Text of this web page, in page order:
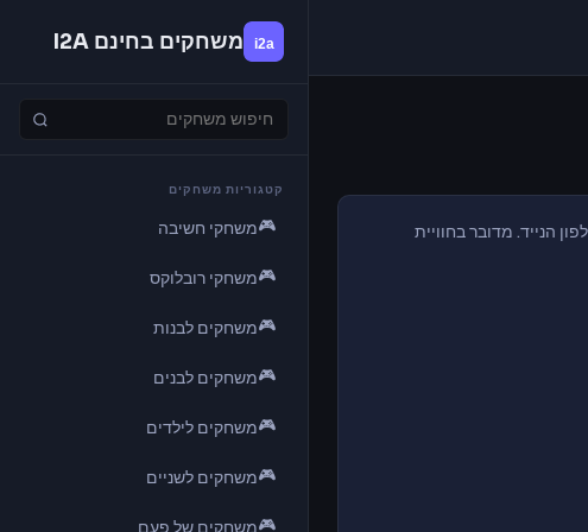
משחקים בחינם I2A
קטגוריות משחקים
🎮משחקי חשיבה
🎮משחקי רובלוקס
🎮משחקים לבנות
🎮משחקים לבנים
🎮משחקים לילדים
🎮משחקים לשניים
🎮משחקים של פעם
הנייד. מדובר בחוויית